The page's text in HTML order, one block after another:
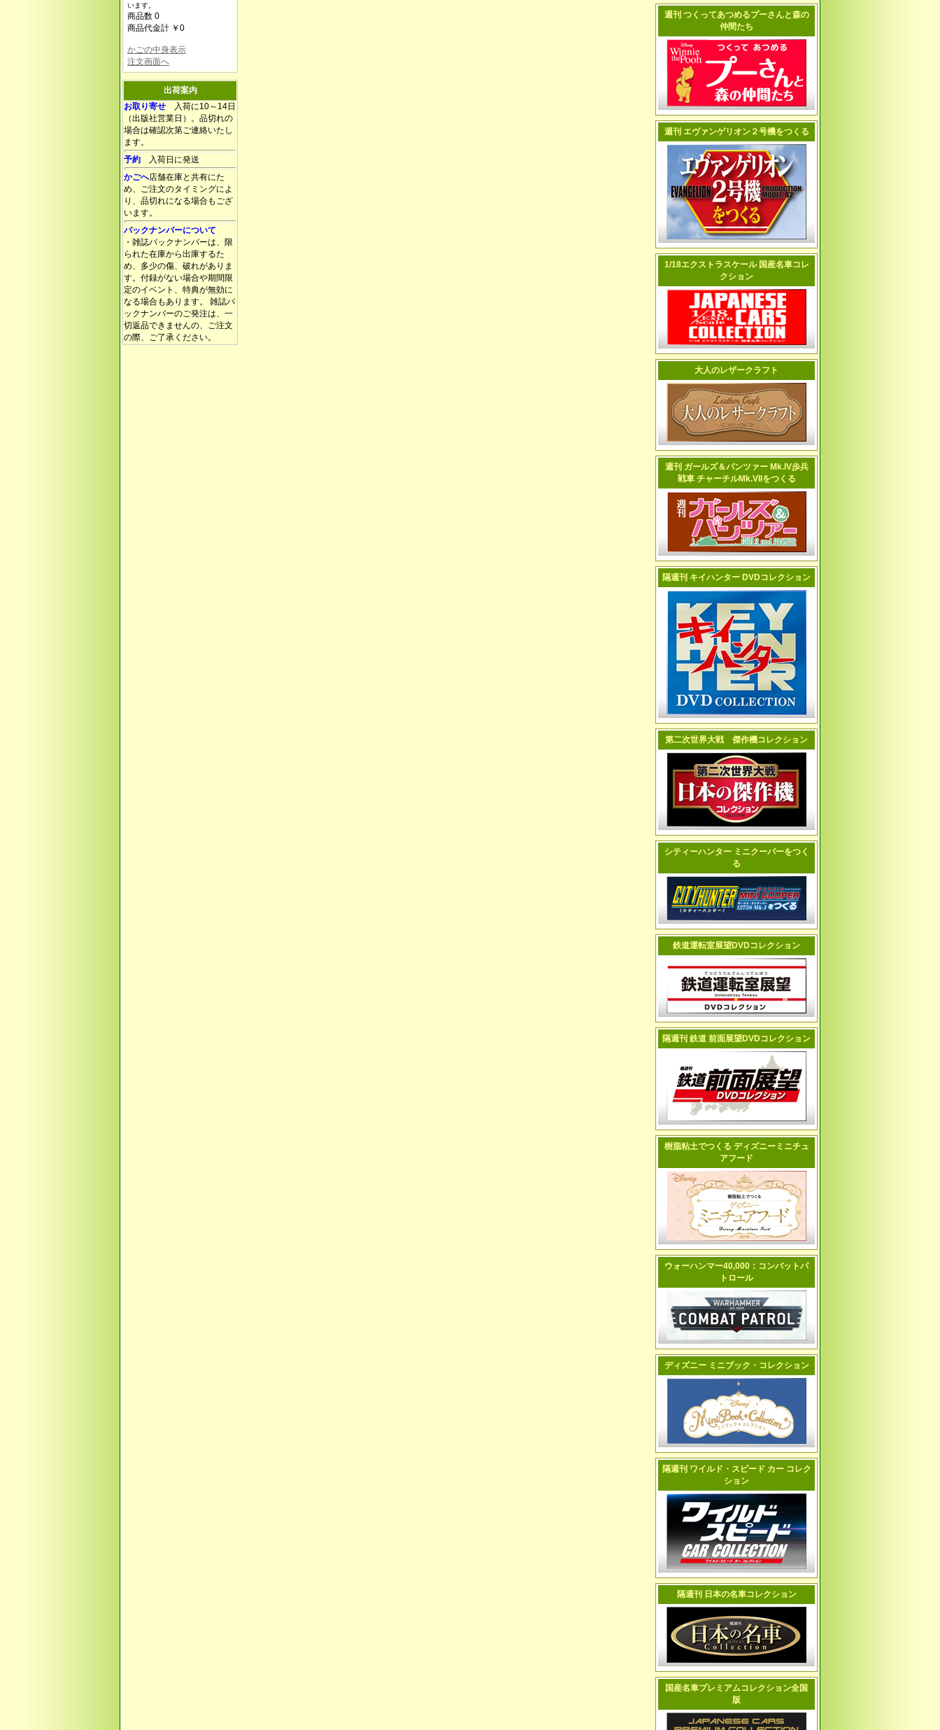
います。
商品数 0
商品代金計 ￥0
かごの中身表示
注文画面へ
出荷案内
お取り寄せ 入荷に10～14日
（出版社営業日）。品切れの
場合は確認次第ご連絡いたし
ます。
予約 入荷日に発送
かごへ店舗在庫と共有にた
め、ご注文のタイミングによ
り、品切れになる場合もござ
います。
バックナンバーについて
・雑誌バックナンバーは、限
られた在庫から出庫するた
め、多少の傷、破れがありま
す。付録がない場合や期間限
定のイベント、特典が無効に
なる場合もあります。 雑誌バ
ックナンバーのご発注は、一
切返品できませんの、ご注文
の際、ご了承ください。
週刊 つくってあつめるプーさんと森の
仲間たち
週刊 エヴァンゲリオン２号機をつくる
1/18エクストラスケール 国産名車コレ
クション
大人のレザークラフト
週刊 ガールズ＆パンツァー Mk.IV歩兵
戦車 チャーチルMk.VIIをつくる
隔週刊 キイハンター DVDコレクション
第二次世界大戦 傑作機コレクション
シティーハンター ミニクーパーをつく
る
鉄道運転室展望DVDコレクション
隔週刊 鉄道 前面展望DVDコレクション
樹脂粘土でつくる ディズニーミニチュ
アフード
ウォーハンマー40,000：コンバットパ
トロール
ディズニー ミニブック・コレクション
隔週刊 ワイルド・スピード カー コレク
ション
隔週刊 日本の名車コレクション
国産名車プレミアムコレクション全国
版